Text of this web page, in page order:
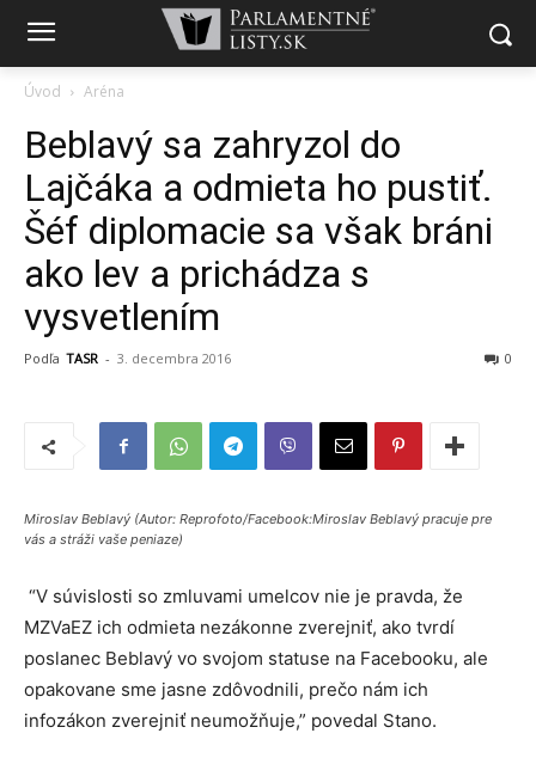
Úvod Aréna
Beblavý sa zahryzol do
Lajčáka a odmieta ho pustiť.
Šéf diplomacie sa však bráni
ako lev a prichádza s
vysvetlením
Podľa TASR - 3. decembra 2016 0
Miroslav Beblavý (Autor: Reprofoto/Facebook:Miroslav Beblavý pracuje pre
vás a stráži vaše peniaze)
“V súvislosti so zmluvami umelcov nie je pravda, že
MZVaEZ ich odmieta nezákonne zverejniť, ako tvrdí
poslanec Beblavý vo svojom statuse na Facebooku, ale
opakovane sme jasne zdôvodnili, prečo nám ich
infozákon zverejniť neumožňuje,” povedal Stano.